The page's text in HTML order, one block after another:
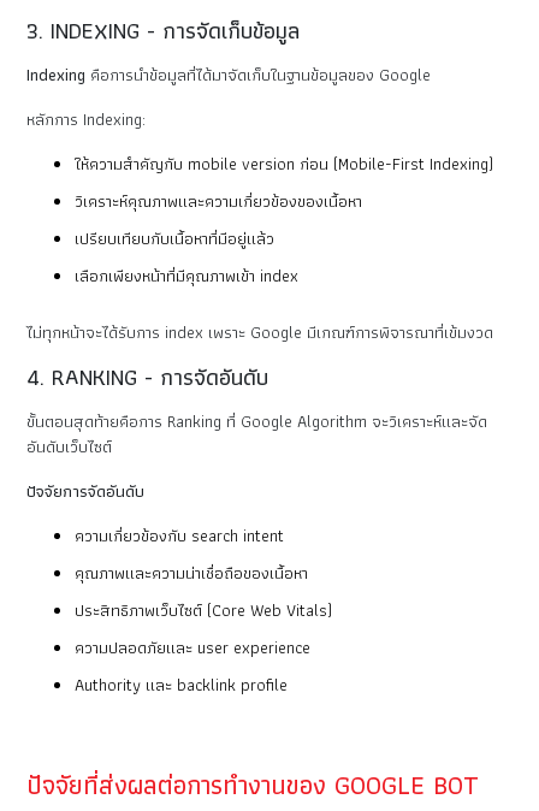
3. INDEXING - การจัดเก็บข้อมูล
Indexing คือการนำข้อมูลที่ได้มาจัดเก็บในฐานข้อมูลของ Google
หลักการ Indexing:
ให้ความสำคัญกับ mobile version ก่อน (Mobile-First Indexing)
วิเคราะห์คุณภาพและความเกี่ยวข้องของเนื้อหา
เปรียบเทียบกับเนื้อหาที่มีอยู่แล้ว
เลือกเพียงหน้าที่มีคุณภาพเข้า index
ไม่ทุกหน้าจะได้รับการ index เพราะ Google มีเกณฑ์การพิจารณาที่เข้มงวด
4. RANKING - การจัดอันดับ
ขั้นตอนสุดท้ายคือการ Ranking ที่ Google Algorithm จะวิเคราะห์และจัด
อันดับเว็บไซต์
ปัจจัยการจัดอันดับ
ความเกี่ยวข้องกับ search intent
คุณภาพและความน่าเชื่อถือของเนื้อหา
ประสิทธิภาพเว็บไซต์ (Core Web Vitals)
ความปลอดภัยและ user experience
Authority และ backlink profile
ปัจจัยที่ส่งผลต่อการทำงานของ GOOGLE BOT